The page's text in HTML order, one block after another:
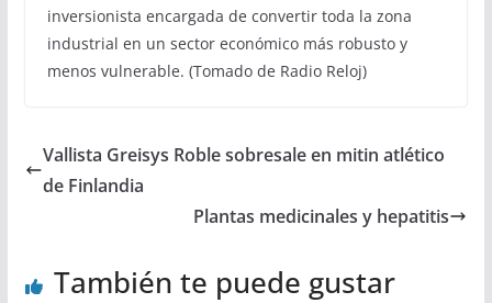
inversionista encargada de convertir toda la zona
industrial en un sector económico más robusto y
menos vulnerable. (Tomado de Radio Reloj)
Vallista Greisys Roble sobresale en mitin atlético
de Finlandia
Plantas medicinales y hepatitis
También te puede gustar